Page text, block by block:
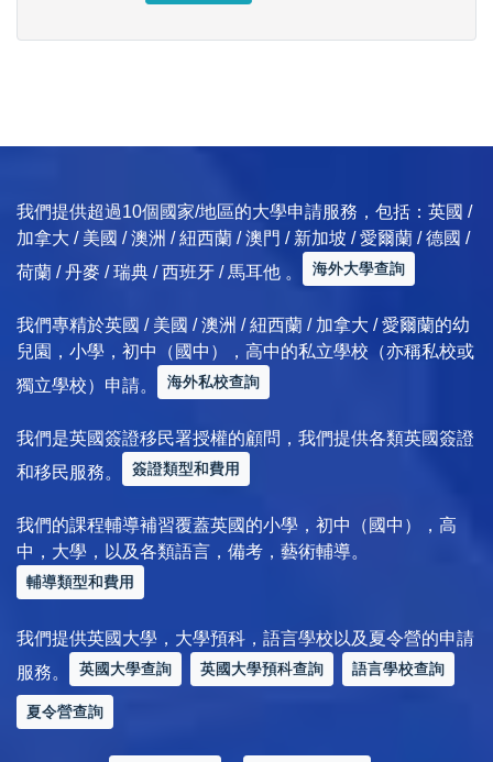
我們提供超過10個國家/地區的大學申請服務，包括：英國 /
加拿大 / 美國 / 澳洲 / 紐西蘭 / 澳門 / 新加坡 / 愛爾蘭 / 德國 /
荷蘭 / 丹麥 / 瑞典 / 西班牙 / 馬耳他 。
海外大學查詢
我們專精於英國 / 美國 / 澳洲 / 紐西蘭 / 加拿大 / 愛爾蘭的幼
兒園，小學，初中（國中），高中的私立學校（亦稱私校或
獨立學校）申請。
海外私校查詢
我們是英國簽證移民署授權的顧問，我們提供各類英國簽證
和移民服務。
簽證類型和費用
我們的課程輔導補習覆蓋英國的小學，初中（國中），高
中，大學，以及各類語言，備考，藝術輔導。
輔導類型和費用
我們提供英國大學，大學預科，語言學校以及夏令營的申請
服務。
英國大學查詢 英國大學預科查詢 語言學校查詢
夏令營查詢